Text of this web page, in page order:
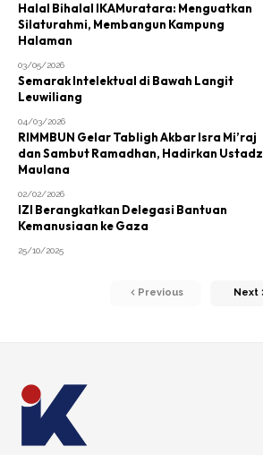
Halal Bihalal IKAMuratara: Menguatkan
Silaturahmi, Membangun Kampung
Halaman
03/05/2026
Semarak Intelektual di Bawah Langit
Leuwiliang
04/03/2026
RIMMBUN Gelar Tabligh Akbar Isra Mi’raj
dan Sambut Ramadhan, Hadirkan Ustadz
Maulana
02/02/2026
IZI Berangkatkan Delegasi Bantuan
Kemanusiaan ke Gaza
25/10/2025
Previous Next